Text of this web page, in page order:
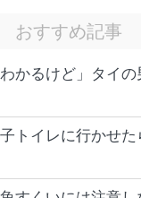
おすすめ記事
かるけど」タイ
トイレに行かせた